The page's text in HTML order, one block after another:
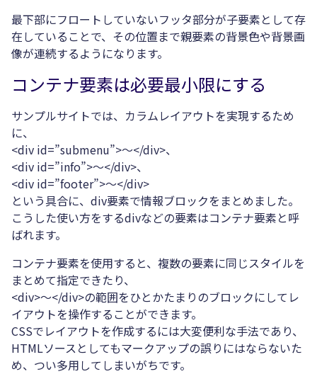
最下部にフロートしていないフッタ部分が子要素として存
在していることで、その位置まで親要素の背景色や背景画
像が連続するようになります。
コンテナ要素は必要最小限にする
サンプルサイトでは、カラムレイアウトを実現するため
に、
<div id=”submenu”>～</div>、
<div id=”info”>～</div>、
<div id=”footer”>～</div>
という具合に、div要素で情報ブロックをまとめました。
こうした使い方をするdivなどの要素はコンテナ要素と呼
ばれます。
コンテナ要素を使用すると、複数の要素に同じスタイルを
まとめて指定できたり、
<div>～</div>の範囲をひとかたまりのブロックにしてレ
イアウトを操作することができます。
CSSでレイアウトを作成するには大変便利な手法であり、
HTMLソースとしてもマークアップの誤りにはならないた
め、つい多用してしまいがちです。